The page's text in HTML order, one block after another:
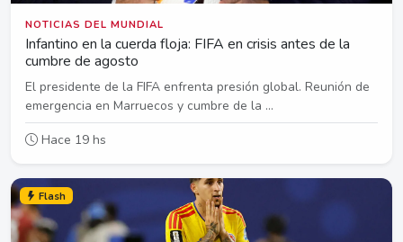
NOTICIAS DEL MUNDIAL
Infantino en la cuerda floja: FIFA en crisis antes de la
cumbre de agosto
El presidente de la FIFA enfrenta presión global. Reunión de
emergencia en Marruecos y cumbre de la ...
Hace 19 hs
Flash